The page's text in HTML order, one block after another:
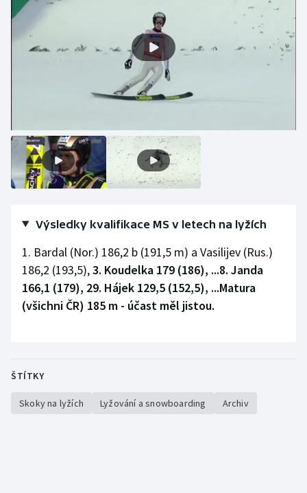
Rychlostní kanoistika
Stolní tenis
Triatlon
Veslování
Vodní slalom
Volejbal
Výsledky kvalifikace MS v letech na lyžích
1. Bardal (Nor.) 186,2 b (191,5 m) a Vasilijev (Rus.)
186,2 (193,5),3. Koudelka 179 (186), ...8. Janda
166,1 (179), 29. Hájek 129,5 (152,5), ...Matura
(všichni ČR) 185 m - účast měl jistou.
ŠTÍTKY
Skoky na lyžích Lyžování a snowboarding Archiv